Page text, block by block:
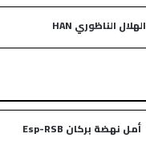
الهلال الناظوري HAN
أمل نهضة بركان Esp-RSB